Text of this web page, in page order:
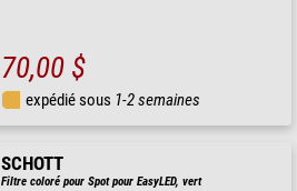
70,00 $
expédié sous 1-2 semaines
SCHOTT
Filtre coloré pour Spot pour EasyLED, vert